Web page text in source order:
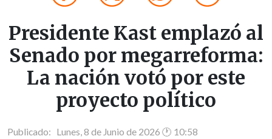
Presidente Kast emplazó al
Senado por megarreforma:
La nación votó por este
proyecto político
Publicado: Lunes, 8 de Junio de 2026 🕐 10:58